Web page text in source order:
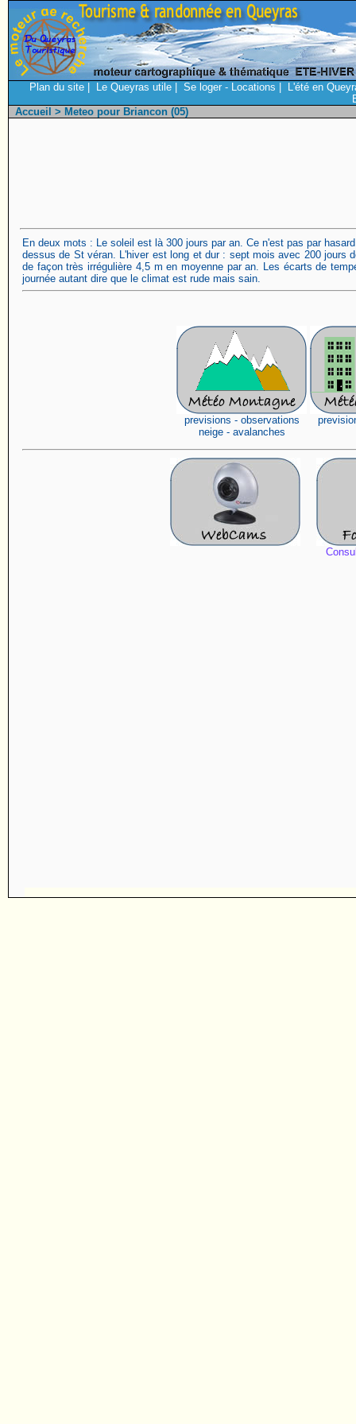
Plan du site Le Queyras utile Se loger - Locations
L'été en
Accueil > Meteo pour Briancon (05)
En deux mots : Le soleil est là 300 jours par an. Ce n'est pas par
dessus de St véran. L'hiver est long et dur : sept mois avec 200 jours
de façon très irrégulière 4,5 m en moyenne par an. Les écarts de
journée autant dire que le climat est rude mais sain.
previsions - observations
neige - avalanches